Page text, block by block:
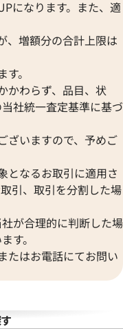
グラフ
取価格
円
10月9日時点の参考
になります。また、適
、増額分の合計上限は
。
かわらず、品目、状
社統一査定基準に基づ
ざいますので、予めご
となるお取引に適用さ
引、取引を分割した場
が合理的に判断した場
す。
たはお電話にてお問い